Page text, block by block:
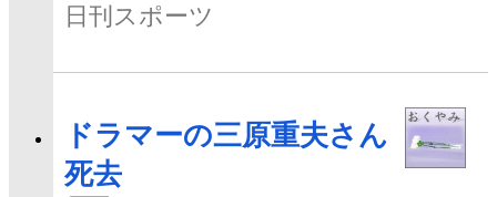
日刊スポーツ
ドラマーの三原重夫さん
死去